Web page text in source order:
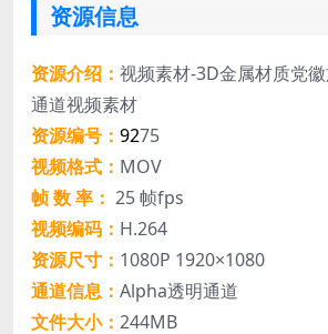
资源信息
资源介绍： 视频素材-3D金属材质党
通道视频素材
资源编号： 9275
视频格式： MOV
帧 数 率： 25 帧fps
视频编码： H.264
资源尺寸： 1080P 1920×1080
通道信息： Alpha透明通道
文件大小： 244MB